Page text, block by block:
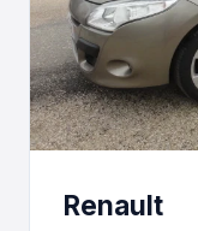
Renault